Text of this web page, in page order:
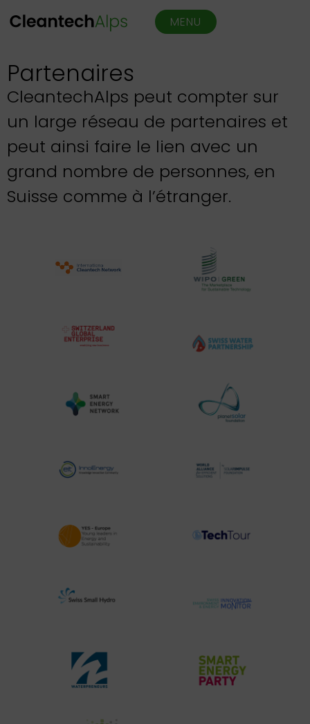
MENU
Partenaires
CleantechAlps peut compter sur
un large réseau de partenaires et
peut ainsi faire le lien avec un
grand nombre de personnes, en
Suisse comme à l’étranger.